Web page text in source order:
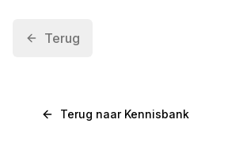
Terug
Terug naar Kennisbank